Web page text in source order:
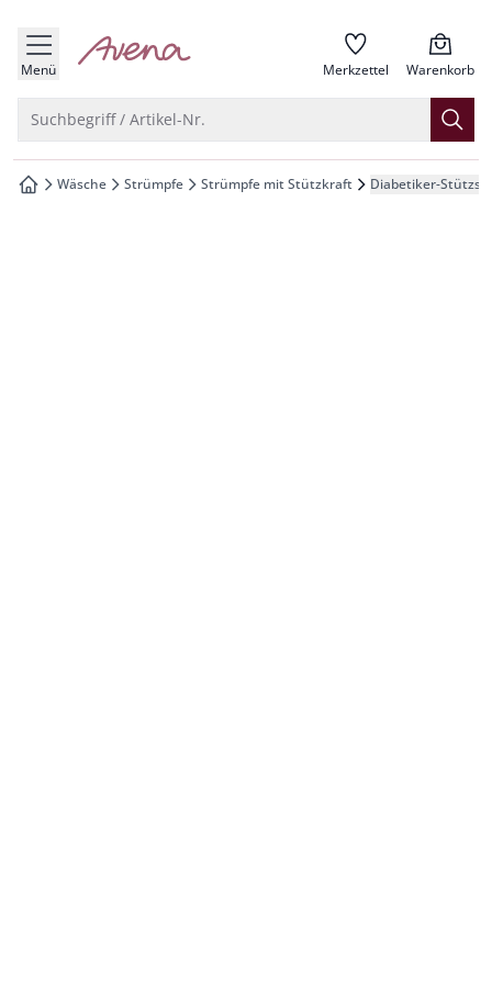
springen
springen
springen
springen
Menü zur Startseite Merkzettel Warenkorb
Suchbegriff / Artikel-Nr.
zur Startseite
Wäsche Strümpfe Strümpfe mit Stützkraft Diabetiker-